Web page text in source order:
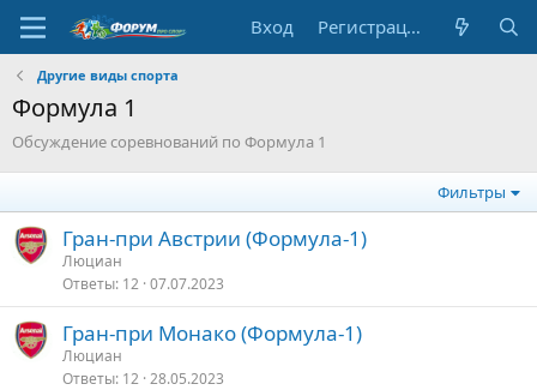
Вход Регистрация
Другие виды спорта
Формула 1
Обсуждение соревнований по Формула 1
Фильтры
Гран-при Австрии (Формула-1)
Люциан
Ответы 12 07.07.2023
Гран-при Монако (Формула-1)
Люциан
Ответы 12 28.05.2023